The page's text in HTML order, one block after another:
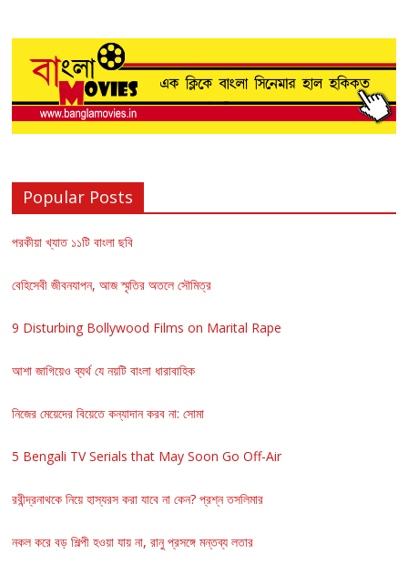
Popular Posts
পরকীয়া খ্যাত ১১টি বাংলা ছবি
বেহিসেবী জীবনযাপন, আজ স্মৃতির অতলে সৌমিত্র
9 Disturbing Bollywood Films on Marital Rape
আশা জাগিয়েও ব্যর্থ যে নয়টি বাংলা ধারাবাহিক
নিজের মেয়েদের বিয়েতে কন্যাদান করব না: সোমা
5 Bengali TV Serials that May Soon Go Off-Air
রবীন্দ্রনাথকে নিয়ে হাস্যরস করা যাবে না কেন? প্রশ্ন তসলিমার
নকল করে বড় শিল্পী হওয়া যায় না, রানু প্রসঙ্গে মন্তব্য লতার